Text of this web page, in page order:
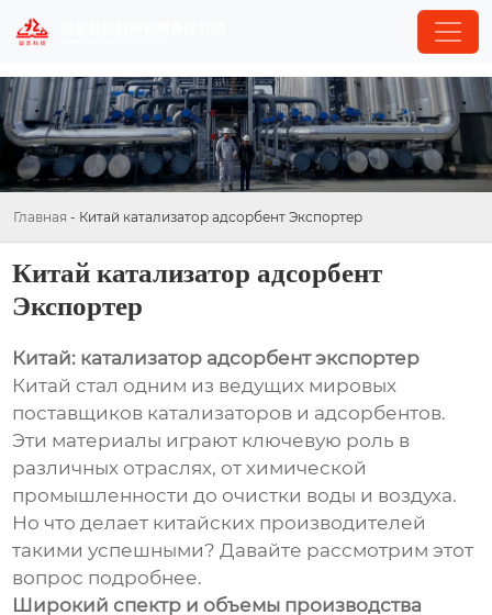
Главная - Китай катализатор адсорбент Экспортер
Китай катализатор адсорбент
Экспортер
Китай: катализатор адсорбент экспортер
Китай стал одним из ведущих мировых
поставщиков катализаторов и адсорбентов.
Эти материалы играют ключевую роль в
различных отраслях, от химической
промышленности до очистки воды и воздуха.
Но что делает китайских производителей
такими успешными? Давайте рассмотрим этот
вопрос подробнее.
Широкий спектр и объемы производства